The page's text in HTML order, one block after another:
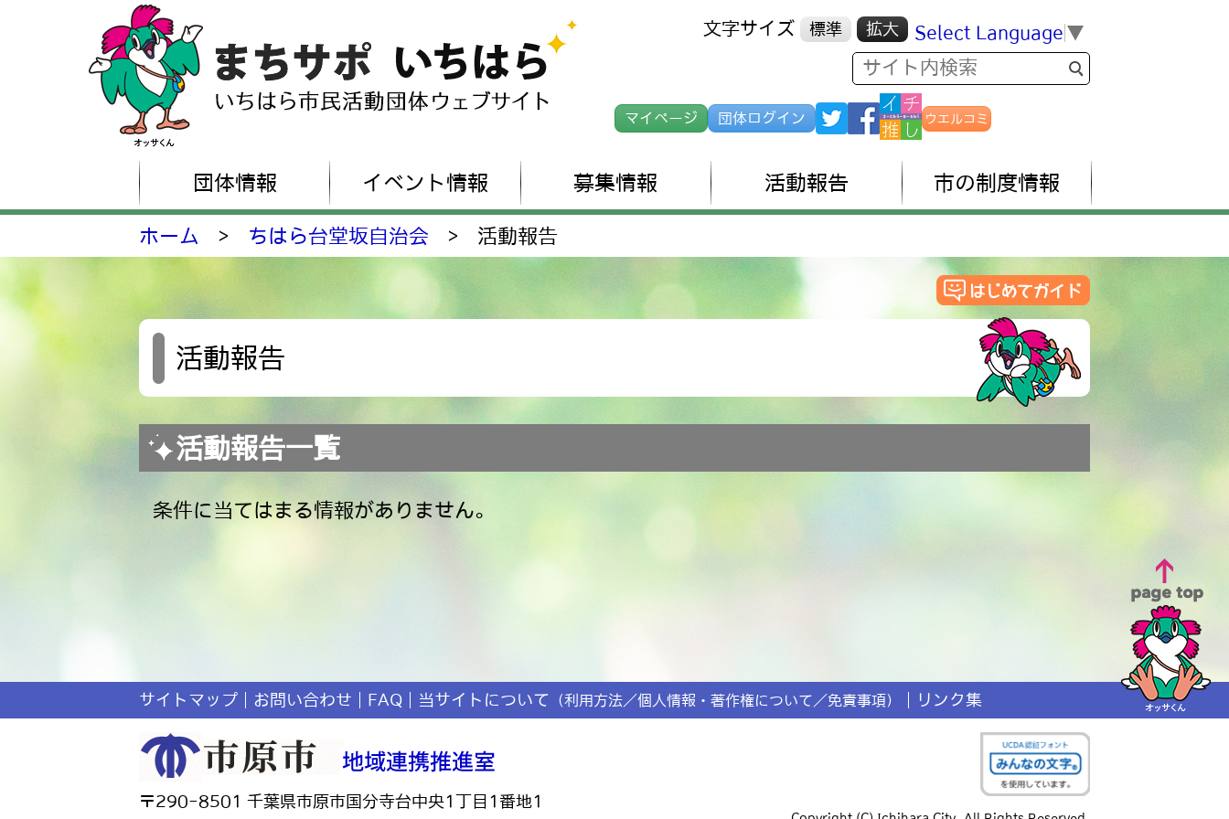
文字サイズ 標準 拡大 Select Language ▼
マイページ 団体ログイン ウエルコミ
団体情報 イベント情報 募集情報 活動報告 市の制度情報
ホーム > ちはら台堂坂自治会 > 活動報告
活動報告
活動報告一覧
条件に当てはまる情報がありません。
サイトマップ お問い合わせ FAQ 当サイトについて （利用方法／個人情報・著作権について／免責事項） リンク集
〒290-8501 千葉県市原市国分寺台中央1丁目1番地1